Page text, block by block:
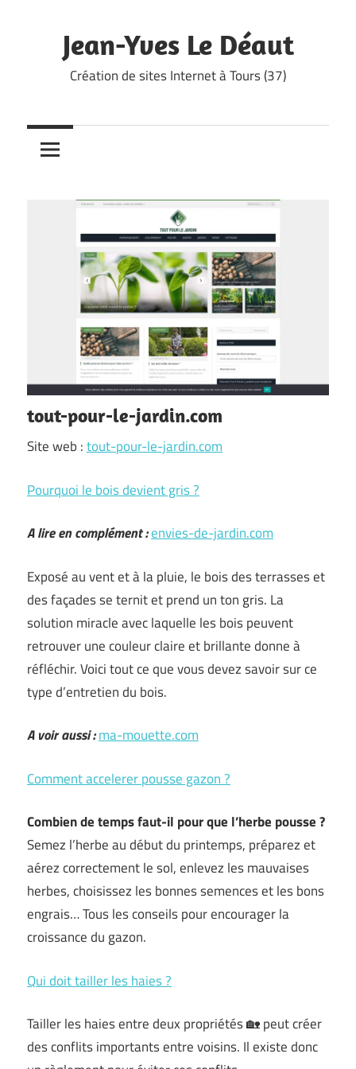
contentJean-Yves Le Déaut
Création de sites Internet à Tours (37)
tout-pour-le-jardin.com
Site web :tout-pour-le-jardin.com
Pourquoi le bois devient gris ?
A lire en complément :envies-de-jardin.com
Exposé au vent et à la pluie, le bois des terrasses et
des façades se ternit et prend un ton gris. La
solution miracle avec laquelle les bois peuvent
retrouver une couleur claire et brillante donne à
réfléchir. Voici tout ce que vous devez savoir sur ce
type d’entretien du bois.
A voir aussi :ma-mouette.com
Comment accelerer pousse gazon ?
Combien de temps faut-il pour que l’herbe pousse ?
Semez l’herbe au début du printemps, préparez et
aérez correctement le sol, enlevez les mauvaises
herbes, choisissez les bonnes semences et les bons
engrais… Tous les conseils pour encourager la
croissance du gazon.
Qui doit tailler les haies ?
Tailler les haies entre deux propriétés 🏡 peut créer
des conflits importants entre voisins. Il existe donc